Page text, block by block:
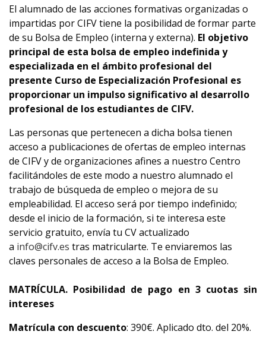
El alumnado de las acciones formativas organizadas o
impartidas por CIFV tiene la posibilidad de formar parte
de su Bolsa de Empleo (interna y externa). El objetivo
principal de esta bolsa de empleo indefinida y
especializada en el ámbito profesional del
presente Curso de Especialización Profesional es
proporcionar un impulso significativo al desarrollo
profesional de los estudiantes de CIFV.
Las personas que pertenecen a dicha bolsa tienen
acceso a publicaciones de ofertas de empleo internas
de CIFV y de organizaciones afines a nuestro Centro
facilitándoles de este modo a nuestro alumnado el
trabajo de búsqueda de empleo o mejora de su
empleabilidad. El acceso será por tiempo indefinido;
desde el inicio de la formación, si te interesa este
servicio gratuito, envía tu CV actualizado
a info@cifv.es tras matricularte. Te enviaremos las
claves personales de acceso a la Bolsa de Empleo.
MATRÍCULA. Posibilidad de pago en 3 cuotas sin
intereses
Matrícula con descuento: 390€. Aplicado dto. del 20%.